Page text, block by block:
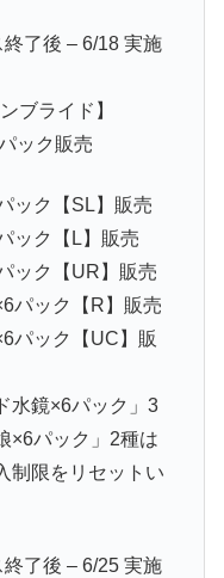
了後 – 6/18 実施
ブライド】
ック販売
ック【SL】販売
ック【L】販売
ック【UR】販売
パック【R】販売
パック【UC】販
鏡×6パック」3
×6パック」2種は
限をリセットい
了後 – 6/25 実施